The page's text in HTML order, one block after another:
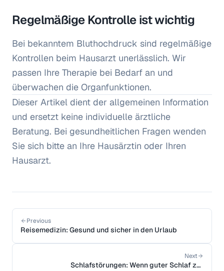
Regelmäßige Kontrolle ist wichtig
Bei bekanntem Bluthochdruck sind regelmäßige
Kontrollen beim Hausarzt unerlässlich. Wir
passen Ihre Therapie bei Bedarf an und
überwachen die Organfunktionen.
Dieser Artikel dient der allgemeinen Information
und ersetzt keine individuelle ärztliche
Beratung. Bei gesundheitlichen Fragen wenden
Sie sich bitte an Ihre Hausärztin oder Ihren
Hausarzt.
Previous
Reisemedizin: Gesund und sicher in den Urlaub
Next
Schlafstörungen: Wenn guter Schlaf zur